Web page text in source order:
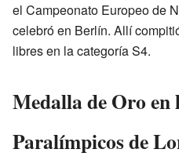
el Campeonato Europeo de
celebró en Berlín. Allí
libres en la categoría S4.
Medalla de Oro en
Paralímpicos de